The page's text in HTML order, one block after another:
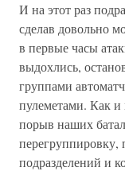
И на этот раз
сделав довольно
в первые часы
выдохлись,
группами
пулеметами. Как и
порыв наших
перегруппировку,
подразделений и